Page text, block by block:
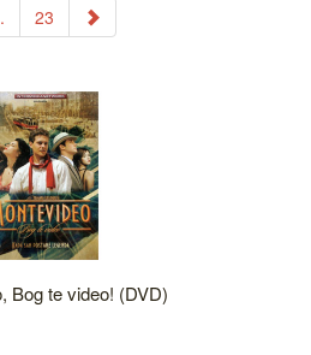
23
Bog te video! (DVD)